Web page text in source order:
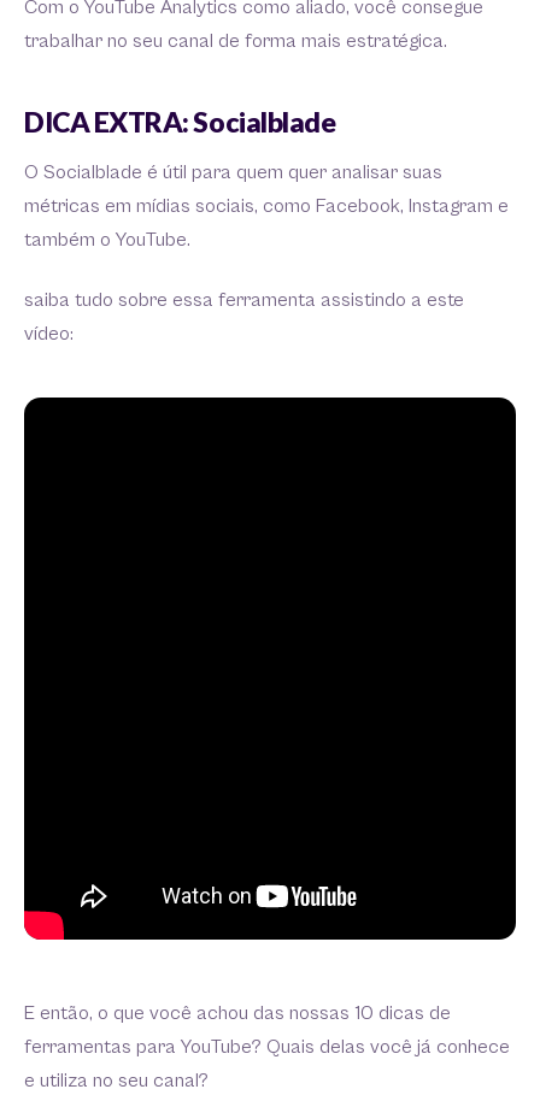
Com o YouTube Analytics como aliado, você consegue
trabalhar no seu canal de forma mais estratégica.
DICA EXTRA: Socialblade
O Socialblade é útil para quem quer analisar suas
métricas em mídias sociais, como Facebook, Instagram e
também o YouTube.
saiba tudo sobre essa ferramenta assistindo a este
vídeo:
E então, o que você achou das nossas 10 dicas de
ferramentas para YouTube? Quais delas você já conhece
e utiliza no seu canal?